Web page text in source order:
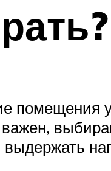
помещения